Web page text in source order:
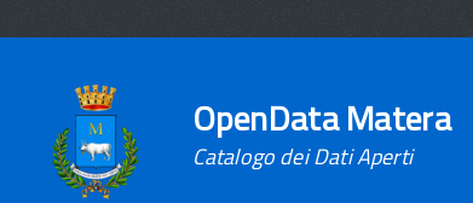
OpenData Matera
Catalogo dei Dati Aperti